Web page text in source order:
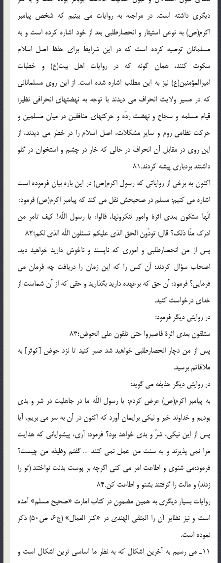
ديگرى داشته است. در مراجعه به روايات مى بينيم كه شخص پيامبر
اكرم(ص) به نوعى استيثار و انحصارطلبى بعد از خود اشاره كرده است و به
مسلمانان توصيه كرده است كه در اين شرايط براى حفظ اصل اسلام
سكوت كنند، همان گونه كه در روايات اهل بيت(ع) و خطبات
اميرالمؤمنين(ع) نيز به اين مطلب اشاره شده است. از اين روى مسلمانانى
كه در مسير ولايت انحراف مى ديدند با توجه به نهضتهاى انحرافى نظير:
قيام مسلمه و سجاع و نهضت ردّه و حركتهاى منافقين در ميان مسلمين و
حركت نظامى روم و ساير مشكلات، اصل اسلام را در خطر مى ديدند، از
اين روى در مقابل آن انحراف در حالى كه خار در چشم و استخوان در گلو
داشتند بردبارى پيشه كردند.81
اكنون به برخى از رواياتى كه رسول اكرم(ص) در اين باره بيان فرموده است
اشاره مى كنيم: مسلم در صحيحش نقل مى كند كه پيامبر اكرم(ص) فرمود:
انّها ستكون بعدى اثرة وامور تنكرونها، قالوا: يا رسول اللّه! كيف تامر من
ادرك منّا ذلك؟ قال: تودّون الحق الذى عليكم تسئلون اللّه الذى لكم؛82
پس از من انحصارطلبى و امورى كه ناپسند و ناخوش داريد خواهيد ديد.
اصحاب سؤال كردند: آن كس را كه اين زمان را دريافت چه فرمان مى
فرمايى؟ فرمود: آن حق كه برعهده داريد بگذاريد و حقى كه از آن شماست از
خداى درخواست كنيد.
در روايتى ديگر فرمود:
ستلقون بعدى اثرة فاصبروا حتى تلقون على الحوض؛83
پس از من دچار انحصارطلبى خواهيد شد صبر كنيد تا نزد حوض [كوثر] به
ملاقاتم برسيد.
در روايتى ديگر حذيفه مى گويد:
به پيامبر اكرم(ص) عرض كردم: يا رسول اللّه ما در جاهليت در شر و بدى
بوديم و خداوند خير و نيكى برايمان آورد كه اكنون در آن به سر مى بريم، آيا
پس از اين نيكى، شرّ و بدى خواهد بود؟ فرمود: آرى، پيشوايانى كه هدايت
مرا نمى پذيرند و به سنت من عمل نمى كنند … گفتم وظيفه من چيست؟
فرمود:مى شنوى و اطاعت امر مى كنى اگرچه بر پوست بدنت نواختند (تو را
زدند) و مالت را گرفتند بشنو و اطاعت كن.84
روايات بسيار ديگرى به همين مضمون در كتاب امارت «صحيح مسلم» آمده
است و نيز نظاير آن را المتقى الهندى در «كنز العمال» (ج6، ص50) ذكر
نموده است.
11ـ مى رسيم به آخرين اشكال كه به نظر ما اساسى ترين اشكال است و